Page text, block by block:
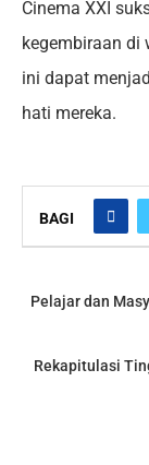
Cinema XXI
kegembiraan di
ini dapat
hati mereka.
BAGI
Pelajar dan
Rekapitulasi